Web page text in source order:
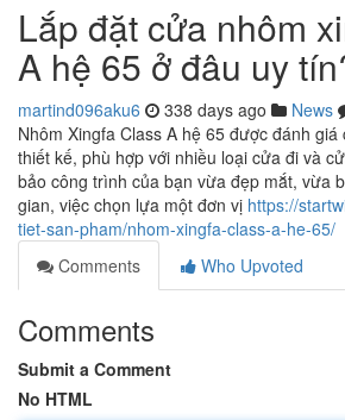
Lắp đặt cửa nhôm
A hệ 65 ở đâu uy
martind096aku6 338 days ago News
Nhôm Xingfa Class A hệ 65 được đánh
thiết kế, phù hợp với nhiều loại cửa đi và
bảo công trình của bạn vừa đẹp mắt, vừa
gian, việc chọn lựa một đơn vị https://
tiet-san-pham/nhom-xingfa-class-a-he-65/
Comments
Who Upvoted
Comments
Submit a Comment
No HTML